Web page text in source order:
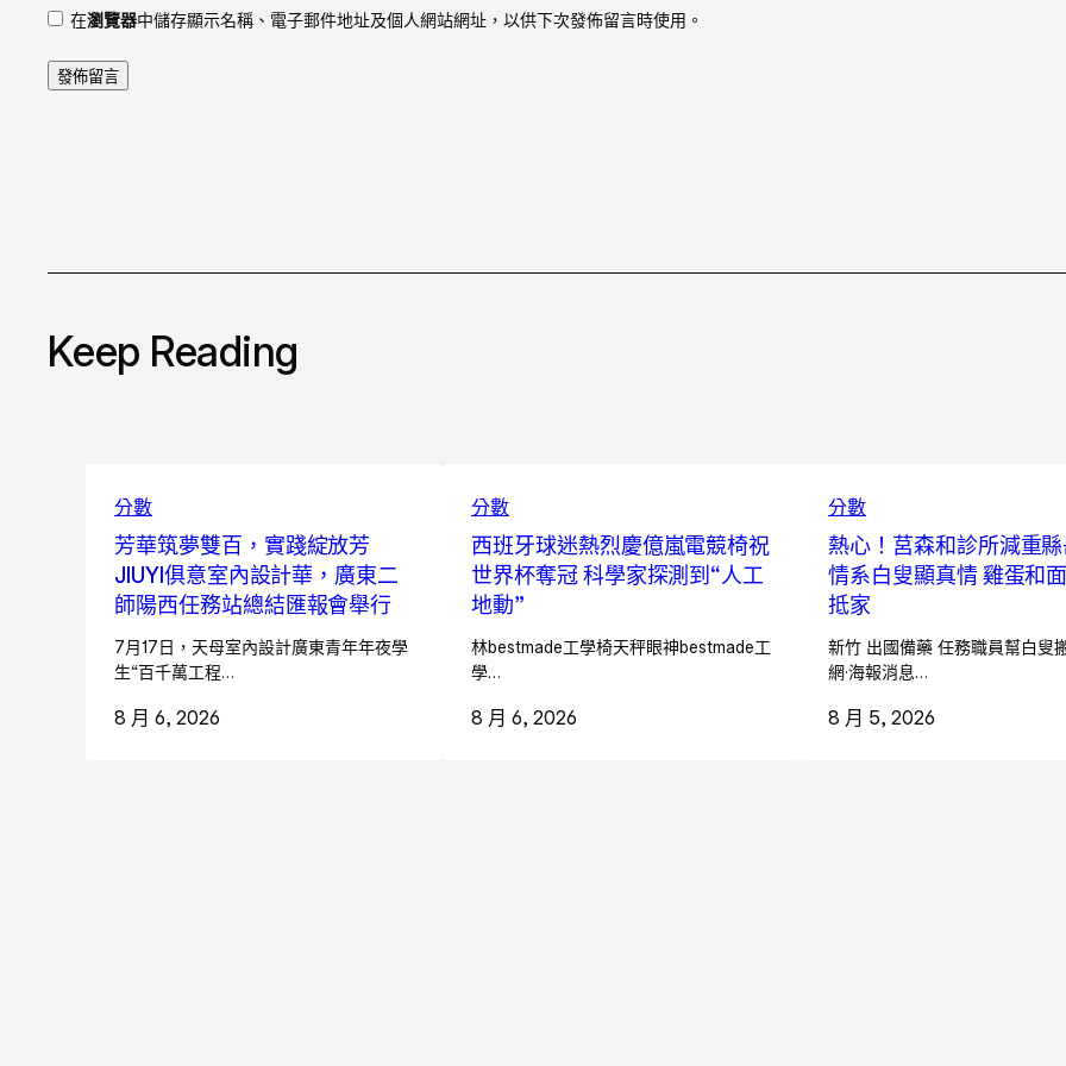
在瀏覽器中儲存顯示名稱、電子郵件地址及個人網站網址，以供下次發佈留言時使用。
Keep Reading
分數
芳華筑夢雙百，實踐綻放芳
JIUYI俱意室內設計華，廣東二
師陽西任務站總結匯報會舉行
7月17日，天母室內設計廣東青年年夜學
生“百千萬工程…
8 月 6, 2026
分數
西班牙球迷熱烈慶億嵐電競椅祝
世界杯奪冠 科學家探測到“人工
地動”
林bestmade工學椅天秤眼神bestmade工
學…
8 月 6, 2026
分數
熱心！莒森和診所減重
情系白叟顯真情 雞蛋和
抵家
新竹 出國備藥 任務職員幫白叟
網·海報消息…
8 月 5, 2026